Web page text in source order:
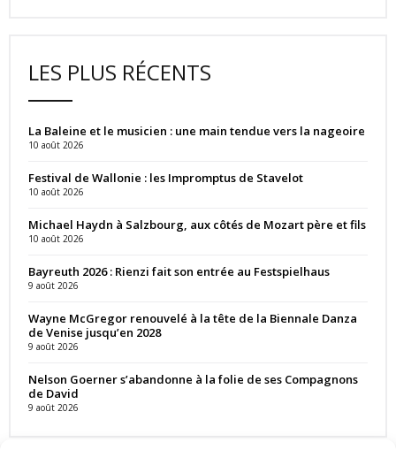
LES PLUS RÉCENTS
La Baleine et le musicien : une main tendue vers la nageoire
10 août 2026
Festival de Wallonie : les Impromptus de Stavelot
10 août 2026
Michael Haydn à Salzbourg, aux côtés de Mozart père et fils
10 août 2026
Bayreuth 2026 : Rienzi fait son entrée au Festspielhaus
9 août 2026
Wayne McGregor renouvelé à la tête de la Biennale Danza
de Venise jusqu’en 2028
9 août 2026
Nelson Goerner s’abandonne à la folie de ses Compagnons
de David
9 août 2026